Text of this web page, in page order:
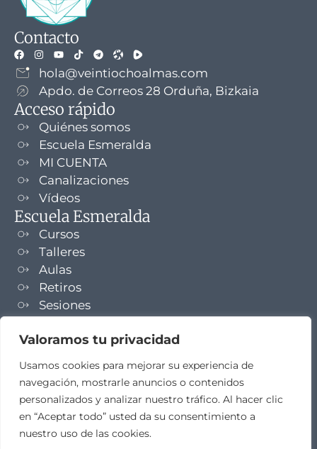
Valoramos tu privacidad
Usamos cookies para mejorar su experiencia de
navegación, mostrarle anuncios o contenidos
personalizados y analizar nuestro tráfico. Al hacer clic
en “Aceptar todo” usted da su consentimiento a
nuestro uso de las cookies.
Contacto
hola@veintiochoalmas.com
Apdo. de Correos 28 Orduña, Bizkaia
Acceso rápido
Quiénes somos
Escuela Esmeralda
MI CUENTA
Canalizaciones
Vídeos
Escuela Esmeralda
Cursos
Talleres
Aulas
Retiros
Sesiones
NEWSLETTER
TELEGRAM